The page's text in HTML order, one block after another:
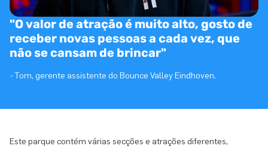
"O valor de atração é muito alto, gosto de
receber novas pessoas a cada vez, que
não se cansam de brincar"
-Tom, gerente assistente do Bounce Valley Eindhoven.
Este parque contém várias secções e atrações diferentes,